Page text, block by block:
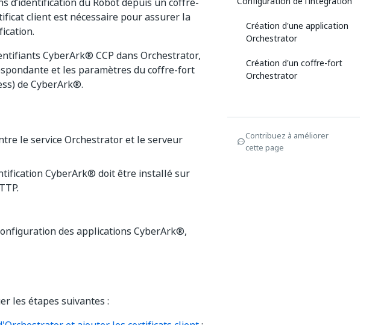
client est nécessaire pour assurer la
CyberArk® CCP dans Orchestrator,
et les paramètres du coffre-fort
de CyberArk®.
le service Orchestrator et le serveur
CyberArk® doit être installé sur
des applications CyberArk®,
les étapes suivantes :
Création d'une application
Orchestrator
Création d'un coffre-fort
Orchestrator
Contribuez à améliorer
cette page